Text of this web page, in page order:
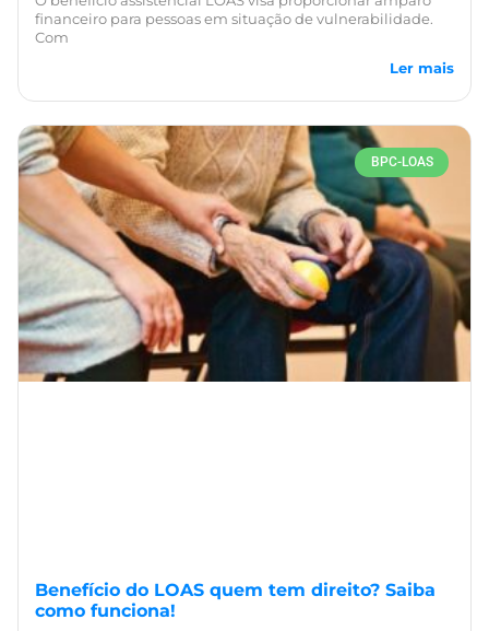
financeiro para pessoas em situação de vulnerabilidade.
Com
Ler mais
BPC-LOAS
Benefício do LOAS quem tem direito? Saiba
como funciona!